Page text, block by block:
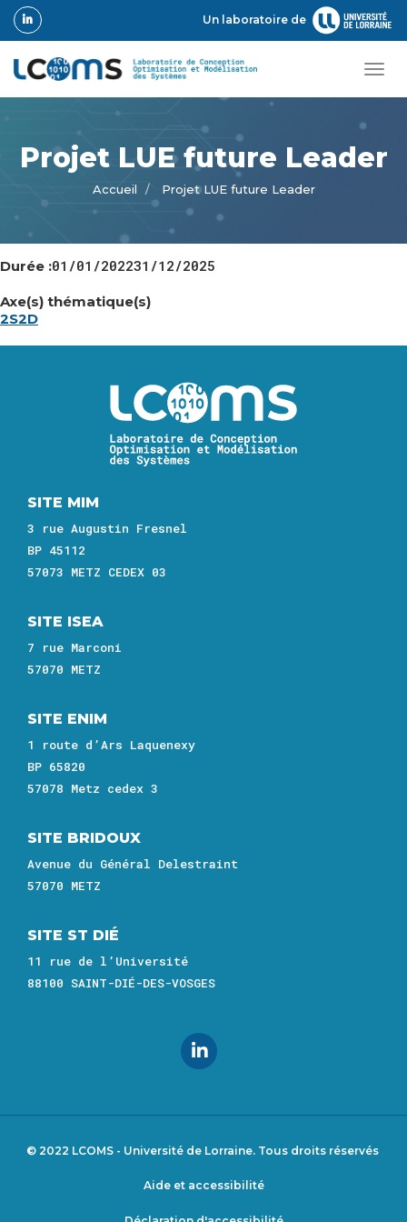
Aller
au
contenu
principal
Un laboratoire de
Projet LUE future Leader
Accueil Projet LUE future Leader
Durée :Date
début
01/01/2022Date
fin
31/12/2025
Axe(s) thématique(s)
2S2D
SITE MIM
3 rue Augustin Fresnel
BP 45112
57073 METZ CEDEX 03
SITE ISEA
7 rue Marconi
57070 METZ
SITE ENIM
1 route d’Ars Laquenexy
BP 65820
57078 Metz cedex 3
SITE BRIDOUX
Avenue du Général Delestraint
57070 METZ
SITE ST DIÉ
11 rue de l’Université
88100 SAINT-DIÉ-DES-VOSGES
© 2022 LCOMS - Université de Lorraine. Tous droits réservés
Aide et accessibilité